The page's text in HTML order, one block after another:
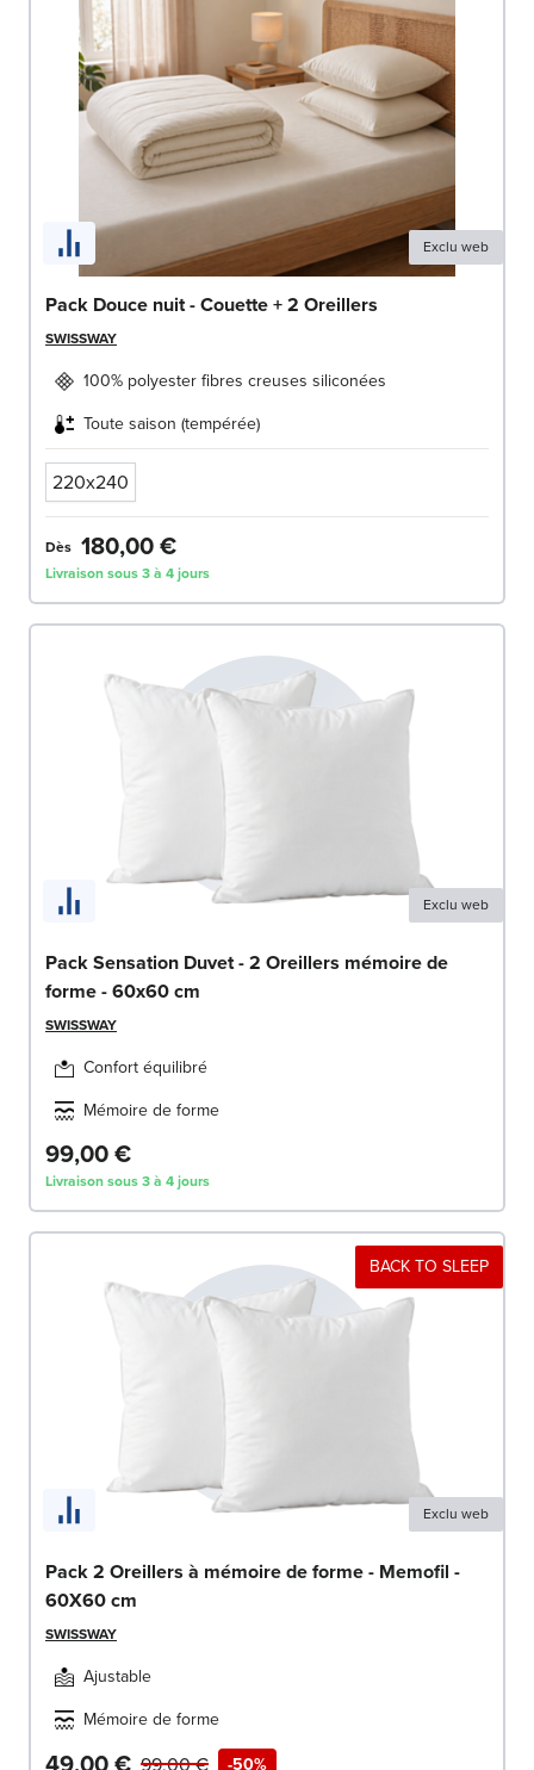
Exclu web
Pack Douce nuit - Couette + 2 Oreillers
SWISSWAY
100% polyester fibres creuses siliconées
Toute saison (tempérée)
220x240
Dès 180,00 €
Livraison sous 3 à 4 jours
Exclu web
Pack Sensation Duvet - 2 Oreillers mémoire de
forme - 60x60 cm
SWISSWAY
Confort équilibré
Mémoire de forme
99,00 €
Livraison sous 3 à 4 jours
BACK TO SLEEP
Exclu web
Pack 2 Oreillers à mémoire de forme - Memofil -
60X60 cm
SWISSWAY
Ajustable
Mémoire de forme
-50%
99,00 €